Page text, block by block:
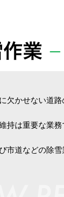
欠かせない道
持は重要な業
市道などの除雪